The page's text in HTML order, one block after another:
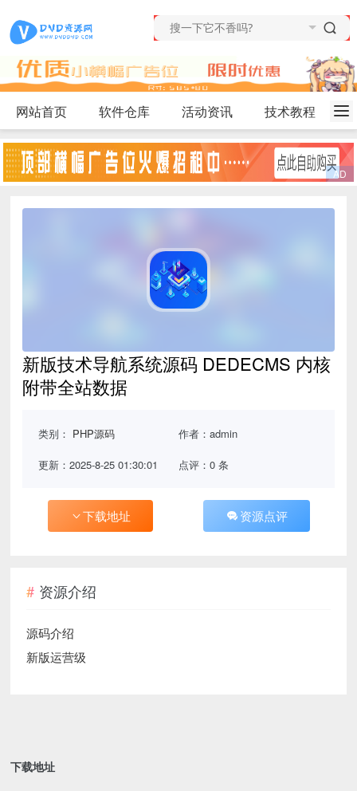
网站首页 软件仓库 活动资讯 技术教程
新版技术导航系统源码 DEDECMS 内核
附带全站数据
类别： PHP源码 作者：admin
更新：2025-8-25 01:30:01 点评：0 条
下载地址 资源点评
资源介绍
源码介绍
新版运营级
下载地址